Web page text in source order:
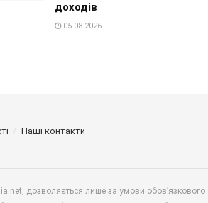
доходів
05.08.2026
Наші контакти
дозволяється лише за умови обов’язкового